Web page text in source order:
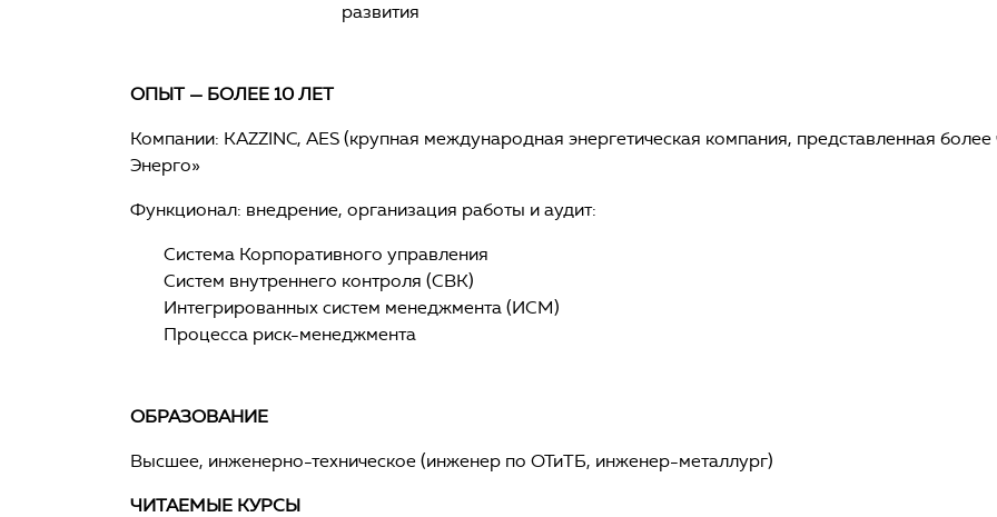
развития
ОПЫТ — БОЛЕЕ 10 ЛЕТ
Компании: KAZZINC, AES (крупная международная энергетическая компания, представленная
Энерго»
Функционал: внедрение, организация работы и аудит:
Система Корпоративного управления
Систем внутреннего контроля (СВК)
Интегрированных систем менеджмента (ИСМ)
Процесса риск-менеджмента
ОБРАЗОВАНИЕ
Высшее, инженерно-техническое (инженер по ОТиТБ, инженер-металлург)
ЧИТАЕМЫЕ КУРСЫ